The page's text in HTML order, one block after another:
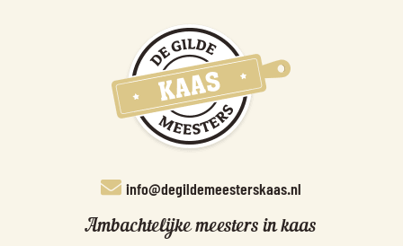
info@degildemeesterskaas.nl
Ambachtelijke meesters in kaas